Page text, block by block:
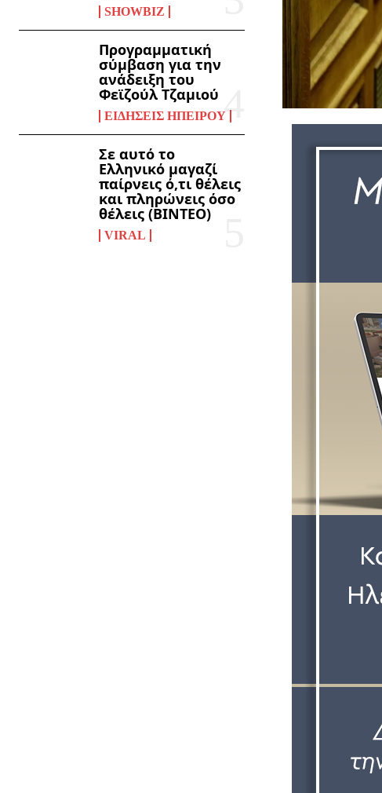
SHOWBIZ
Προγραμματική
σύμβαση για την
ανάδειξη του
Φεϊζούλ Τζαμιού
ΕΙΔΉΣΕΙΣ ΗΠΕΊΡΟΥ
Σε αυτό το
Ελληνικό μαγαζί
παίρνεις ό,τι θέλεις
και πληρώνεις όσο
θέλεις (ΒΙΝΤΕΟ)
VIRAL